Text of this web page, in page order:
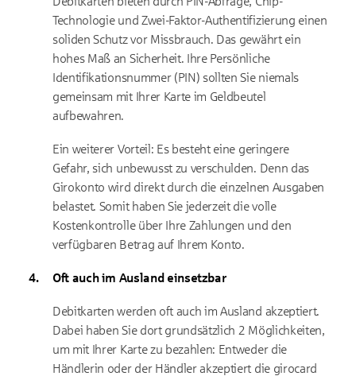
Technologie und Zwei-Faktor-Authentifizierung einen
soliden Schutz vor Missbrauch. Das gewährt ein
hohes Maß an Sicherheit. Ihre Persönliche
Identifikationsnummer (PIN) sollten Sie niemals
gemeinsam mit Ihrer Karte im Geldbeutel
aufbewahren.
Ein weiterer Vorteil: Es besteht eine geringere
Gefahr, sich unbewusst zu verschulden. Denn das
Girokonto wird direkt durch die einzelnen Ausgaben
belastet. Somit haben Sie jederzeit die volle
Kostenkontrolle über Ihre Zahlungen und den
verfügbaren Betrag auf Ihrem Konto.
Oft auch im Ausland einsetzbar
Debitkarten werden oft auch im Ausland akzeptiert.
Dabei haben Sie dort grundsätzlich 2 Möglichkeiten,
um mit Ihrer Karte zu bezahlen: Entweder die
Händlerin oder der Händler akzeptiert die girocard